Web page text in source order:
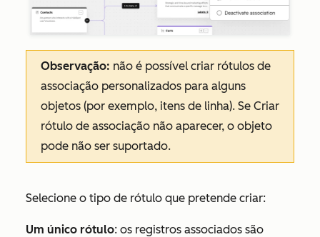
Observação: não é possível criar rótulos de
associação personalizados para alguns
objetos (por exemplo, itens de linha). Se Criar
rótulo de associação não aparecer, o objeto
pode não ser suportado.
Selecione o tipo de rótulo que pretende criar:
Um único rótulo: os registros associados são